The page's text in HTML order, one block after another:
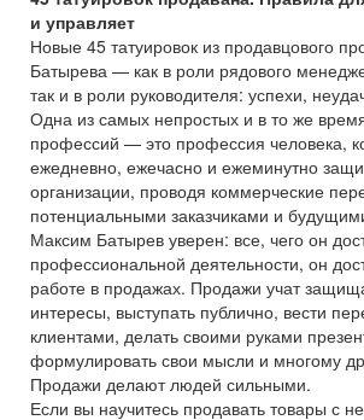
и управляет
Новые 45 татуировок из продавцового
Батырева — как в роли рядового
так и в роли руководителя: успехи,
Одна из самых непростых и в то же
профессий — это профессия человека,
ежедневно, ежечасно и ежеминутно
организации, проводя коммерческие
потенциальными заказчиками и
Максим Батырев уверен: все, чего он
профессиональной деятельности, он
работе в продажах. Продажи учат
интересы, выступать публично, вести
клиентами, делать своими руками
формулировать свои мысли и многому
Продажи делают людей сильными.
Если вы научитесь продавать товары с